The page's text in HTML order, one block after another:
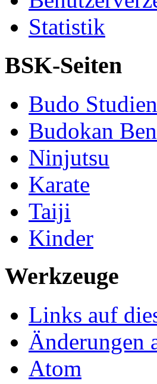
Statistik
BSK-Seiten
Budo
Budokan
Ninjutsu
Karate
Taiji
Kinder
Werkzeuge
Links auf
Änderungen
Atom